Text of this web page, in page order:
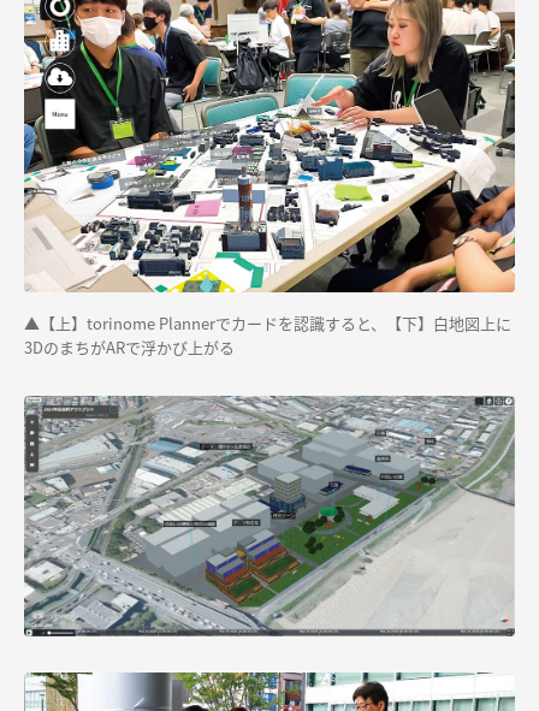
▲【上】torinome Plannerでカードを認識すると、【下】白地図上に
3DのまちがARで浮かび上がる